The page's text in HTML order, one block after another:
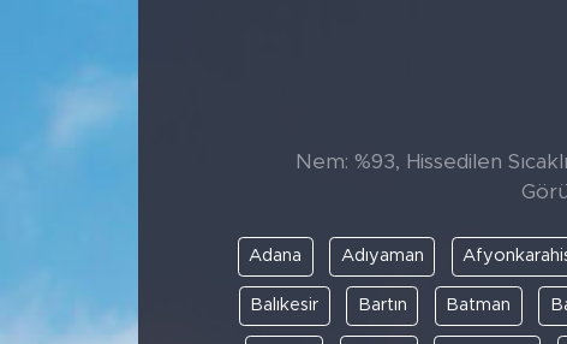
Nem: %93, Hissedilen
Adana Adıyaman
Balıkesir Bartın Batman